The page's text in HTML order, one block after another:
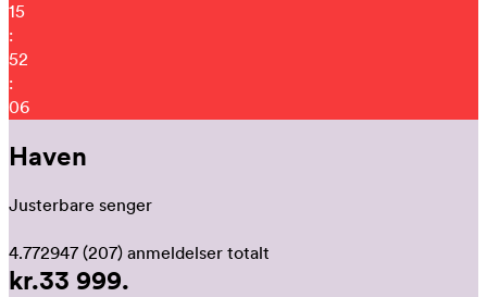
15
:
51
:
55
Haven
Justerbare senger
4.772947 (207) anmeldelser totalt
kr.33 999.